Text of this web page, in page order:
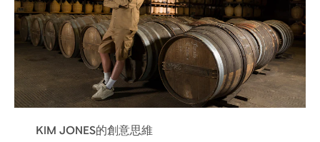
橡木之邃：令人注目的感覺突然湧現——橡木與香草
的味道剛勁有力、縈繞不斷。
回味無窮：逐漸消散的橡木香氣，留着悠長、幽香的
餘韻。味道中的微妙細節、所帶來的感官享受，都彷
如無盡的迴響，久久不散。
KIM JONES的創意思維